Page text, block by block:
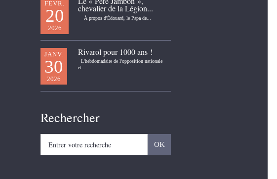
FÉVR.
20
2026
chevalier de la Légion...
À propos d'Édouard, le Papa de...
JANV.
30
2026
Rivarol pour 1000 ans !
L'hebdomadaire de l'opposition nationale
et...
Rechercher